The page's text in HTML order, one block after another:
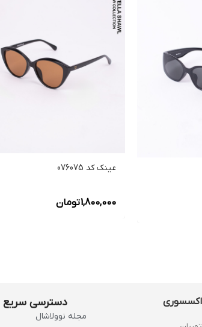
عینک کد 076075
1,800,000تومان
اکسسوری دسترسی سریع
مجله نوولاشال